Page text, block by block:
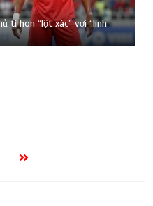
tí hon “lột xác” với “lính